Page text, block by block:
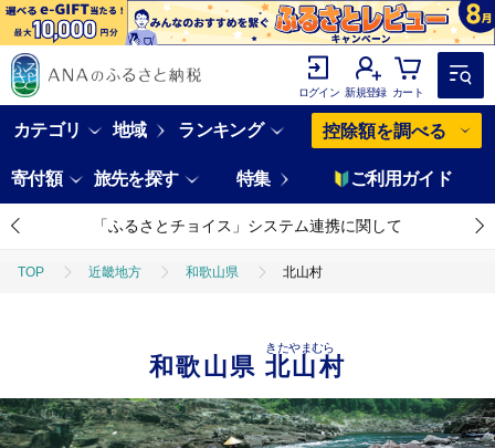
ログイン 新規登録 カート
カテゴリ 地域 ランキング 控除額を調べる
寄付額 旅先を探す 特集 ご利用ガイド
「ふるさとチョイス」システム連携に関して
TOP 近畿地方 和歌山県 北山村
和歌山県北山村
きたやまむら